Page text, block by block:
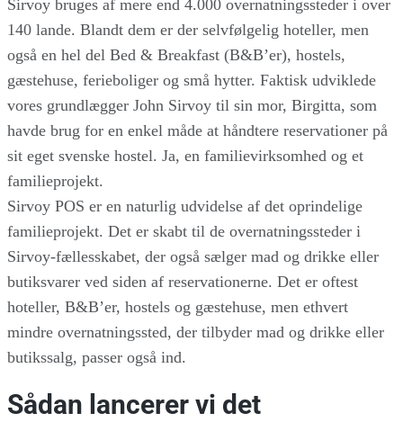
Sirvoy bruges af mere end 4.000 overnatningssteder i over
140 lande. Blandt dem er der selvfølgelig hoteller, men
også en hel del Bed & Breakfast (B&B’er), hostels,
gæstehuse, ferieboliger og små hytter. Faktisk udviklede
vores grundlægger John Sirvoy til sin mor, Birgitta, som
havde brug for en enkel måde at håndtere reservationer på
sit eget svenske hostel. Ja, en familievirksomhed og et
familieprojekt.
Sirvoy POS er en naturlig udvidelse af det oprindelige
familieprojekt. Det er skabt til de overnatningssteder i
Sirvoy-fællesskabet, der også sælger mad og drikke eller
butiksvarer ved siden af reservationerne. Det er oftest
hoteller, B&B’er, hostels og gæstehuse, men ethvert
mindre overnatningssted, der tilbyder mad og drikke eller
butikssalg, passer også ind.
Sådan lancerer vi det